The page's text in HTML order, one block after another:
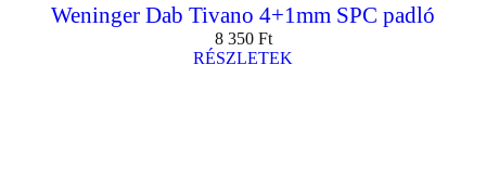
Weninger Dab Tivano 4+1mm SPC padló
8 350 Ft
RÉSZLETEK